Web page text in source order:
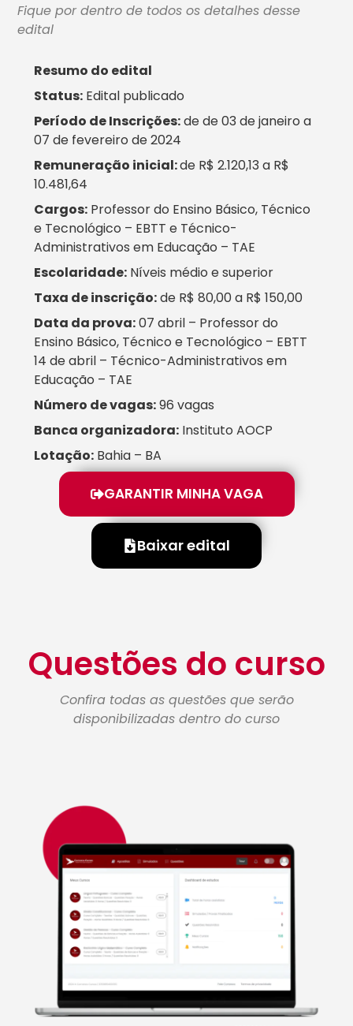
Fique por dentro de todos os detalhes desse
edital
Resumo do edital
Status:Edital publicado
Período de Inscrições:de de 03 de janeiro a
07 de fevereiro de 2024
Remuneração inicial:de R$ 2.120,13 a R$
10.481,64
Cargos:Professor do Ensino Básico, Técnico
e Tecnológico – EBTT e Técnico-
Administrativos em Educação – TAE
Escolaridade:Níveis médio e superior
Taxa de inscrição:de R$ 80,00 a R$ 150,00
Data da prova:07 abril – Professor do
Ensino Básico, Técnico e Tecnológico – EBTT
14 de abril – Técnico-Administrativos em
Educação – TAE
Número de vagas:96 vagas
Banca organizadora:Instituto AOCP
Lotação:Bahia – BA
GARANTIR MINHA VAGA
Baixar edital
Questões do curso
Confira todas as questões que serão
disponibilizadas dentro do curso